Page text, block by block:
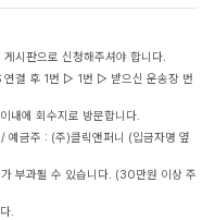
시판으로 신청해주셔야 합니다.
결 후 1번 ▷ 1번 ▷ 받으신 운송장 번
내에 회수지로 방문합니다.
금주 : (주)클릭앤퍼니 (입금자명 옆
부과될 수 있습니다. (30만원 이상 주
.